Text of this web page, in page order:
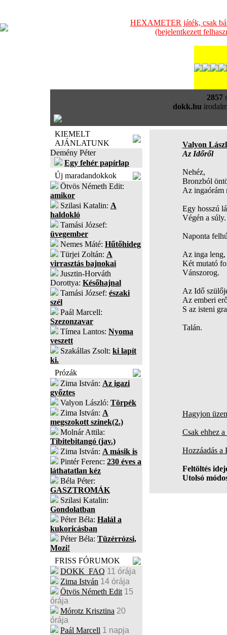
HEXAMETER játék, csak
(bejelentkezett
2857
dokk.hu
KIEMELT
AJÁNLATUNK
Demény Péter
Egy fehér papírlap
Új maradandokkok
Ötvös Németh Edit:
amikor
Szilasi Katalin: A
haldokló
Tamási József:
üvegember
Nemes Máté: Hűtőhideg
Türjei Zoltán: A
virrasztás bajnokai
Jusztin-Horváth
Dorottya: Későhajnal
Tamási József: északi
szél
Paál Marcell:
Szezonzavar
Tímea Lantos: Nyoma
veszett
Szakállas Zsolt: ki lapít
ki.
Prózák
Zima István: Az igazi
győztes
Valyon László: Törpék
Zima István: A
megszokott színek(2.)
Molnár Attila:
Tibitebitangó (jav.)
Zima István: A másik is
Pintér Ferenc: 230 éves a
láthatatlan kéz
Béla Péter:
GASZTROMÁK
Szilasi Katalin:
Gondolatban
Péter Béla: Halál a
kukoricásban
Péter Béla: Tüzérrózsi,
Mozi!
FRISS FÓRUMOK
DOKK_FAQ 11 órája
Zima István 14 órája
Ötvös Németh Edit 15
órája
Mórotz Krisztina 20
órája
Paál Marcell 1 napja
Valyon
Az Időről
Nehéz,
Bronzból
Az ingaórám
Egy hosszú
Végén a súly.
Naponta
Az inga leng,
Két mutató
Vánszorog.
Az Idő
Az emberi
S az isteni
Talán.
Hagyjon
Csak ehhez
Hozzáadás
Feltöltés
Utolsó